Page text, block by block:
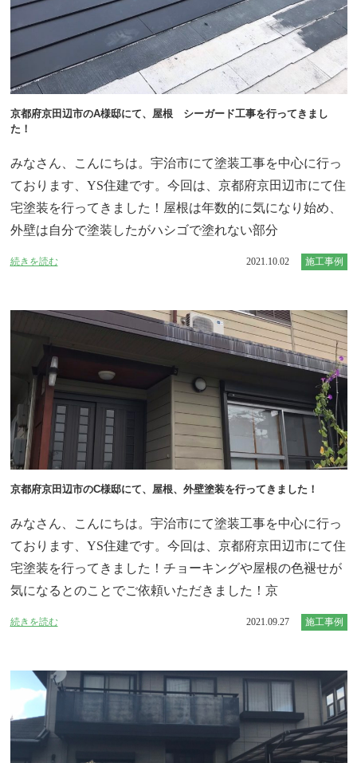
京都府京田辺市のA様邸にて、屋根 シーガード工事を行ってきまし
た！
みなさん、こんにちは。宇治市にて塗装工事を中心に行っ
ております、YS住建です。今回は、京都府京田辺市にて住
宅塗装を行ってきました！屋根は年数的に気になり始め、
外壁は自分で塗装したがハシゴで塗れない部分
続きを読む 2021.10.02 施工事例
京都府京田辺市のC様邸にて、屋根、外壁塗装を行ってきました！
みなさん、こんにちは。宇治市にて塗装工事を中心に行っ
ております、YS住建です。今回は、京都府京田辺市にて住
宅塗装を行ってきました！チョーキングや屋根の色褪せが
気になるとのことでご依頼いただきました！京
続きを読む 2021.09.27 施工事例